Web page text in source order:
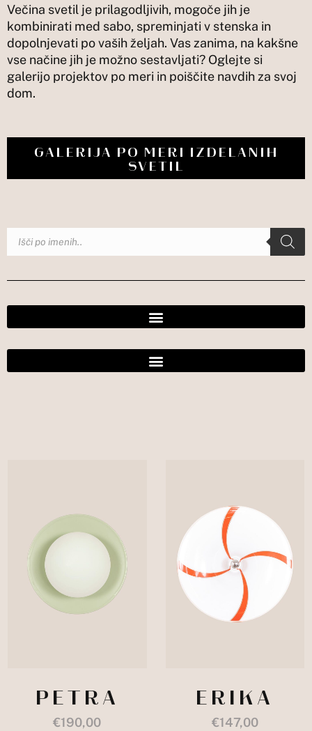
Večina svetil je prilagodljivih, mogoče jih je
kombinirati med sabo, spreminjati v stenska in
dopolnjevati po vaših željah. Vas zanima, na kakšne
vse načine jih je možno sestavljati? Oglejte si
galerijo projektov po meri in poiščite navdih za svoj
dom.
GALERIJA PO MERI IZDELANIH
SVETIL
Products
PETRA
€190,00
ERIKA
€147,00